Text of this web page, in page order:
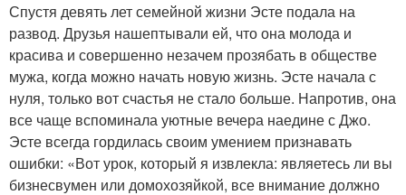
Спустя девять лет семейной жизни Эсте подала на
развод. Друзья нашептывали ей, что она молода и
красива и совершенно незачем прозябать в обществе
мужа, когда можно начать новую жизнь. Эсте начала с
нуля, только вот счастья не стало больше. Напротив, она
все чаще вспоминала уютные вечера наедине с Джо.
Эсте всегда гордилась своим умением признавать
ошибки: «Вот урок, который я извлекла: являетесь ли вы
бизнесвумен или домохозяйкой, все внимание должно